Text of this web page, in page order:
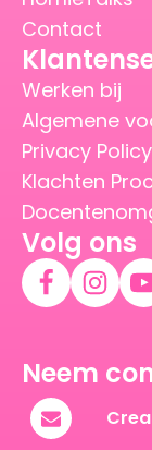
Contact
Werken bij
Algemene
Privacy Policy
Klachten
Volg ons
Neem